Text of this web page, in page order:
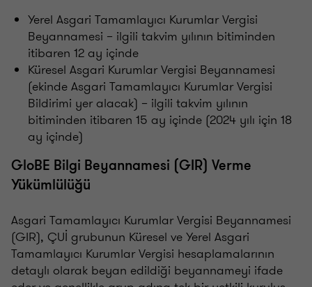
Yerel Asgari Tamamlayıcı Kurumlar Vergisi
Beyannamesi – ilgili takvim yılının bitiminden
itibaren 12 ay içinde
Küresel Asgari Kurumlar Vergisi Beyannamesi
(ekinde Asgari Tamamlayıcı Kurumlar Vergisi
Bildirimi yer alacak) – ilgili takvim yılının
bitiminden itibaren 15 ay içinde (2024 yılı için 18
ay içinde)
GloBE Bilgi Beyannamesi (GIR) Verme
Yükümlülüğü
Asgari Tamamlayıcı Kurumlar Vergisi Beyannamesi
(GIR), ÇUİ grubunun Küresel ve Yerel Asgari
Tamamlayıcı Kurumlar Vergisi hesaplamalarının
detaylı olarak beyan edildiği beyannameyi ifade